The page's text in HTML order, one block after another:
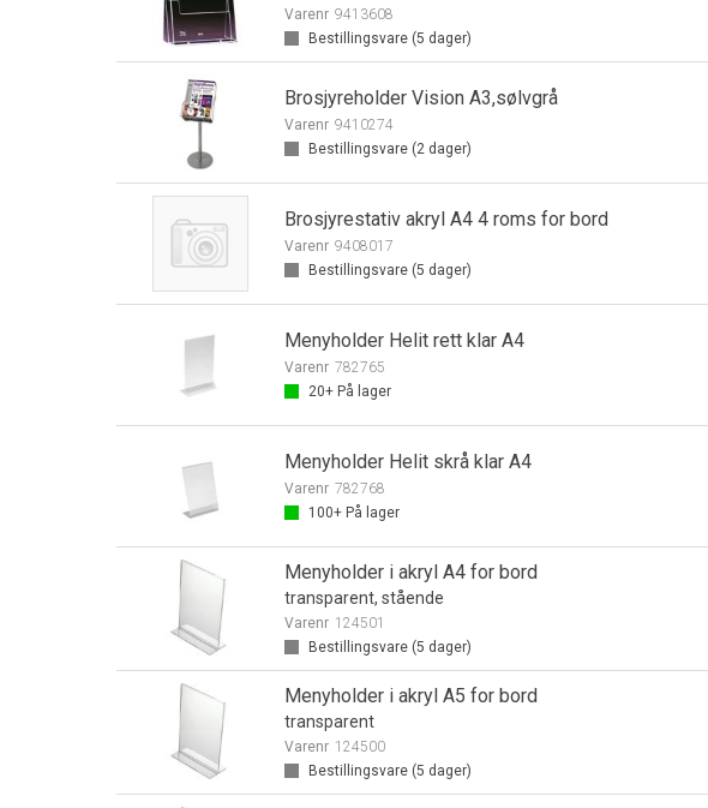
Varenr 9413608
Bestillingsvare (5 dager)
Brosjyreholder Vision A3,sølvgrå
Varenr 9410274
Bestillingsvare (2dager)
Brosjyrestativ akryl A4 4 roms for bord
Varenr 9408017
Bestillingsvare (5 dager)
Menyholder Helit rett klar A4
Varenr 782765
20+På lager
Menyholder Helit skrå klar A4
Varenr 782768
100+På lager
Menyholder i akryl A4 for bord
transparent, stående
Varenr 124501
Bestillingsvare (5 dager)
Menyholder i akryl A5 for bord
transparent
Varenr 124500
Bestillingsvare (5 dager)